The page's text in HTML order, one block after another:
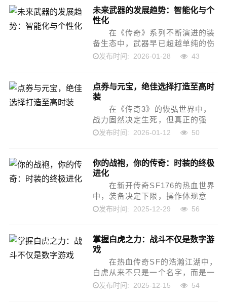
锤百炼的实用小技巧。...
未来武器的发展趋势：智能化与个
性化
在《传奇》系列不断演进的装
备生态中，武器早已超越单纯的伤
害工具，成为职业定位、战斗风格
而强大的力量正悄...
发布时间: 2026-01-28 43
点券与元宝，绝佳选择打造至高时
装
在《传奇3》的恢弘世界中，
战力固然决定生死，但真正的强
者，早已超越了单纯的数值较量。
霞织就——那...
发布时间: 2026-01-12 50
你的战袍，你的传奇：时装的终极
进化
在新开传奇SF176的热血世界
中，装备决定下限，操作体现意
识，而真正让你在千人战场中脱颖
时装。不同于传统认知...
发布时间: 2025-12-29 56
掌握白虎之力：战斗不仅是数字游
戏
在热血传奇SF的浩瀚江湖中，
白虎从来不只是一个名字，而是一
种象征——力量、威严、不屈与觉
发布时间: 2025-12-15 54